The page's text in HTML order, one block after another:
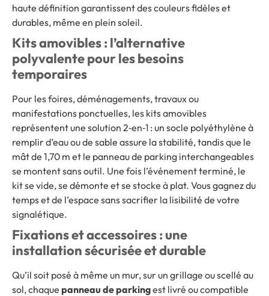
haute définition garantissent des couleurs fidèles et
durables, même en plein soleil.
Kits amovibles : l’alternative
polyvalente pour les besoins
temporaires
Pour les foires, déménagements, travaux ou
manifestations ponctuelles, les kits amovibles
représentent une solution 2‑en‑1 : un socle polyéthylène à
remplir d’eau ou de sable assure la stabilité, tandis que le
mât de 1,70 m et le panneau de parking interchangeables
se montent sans outil. Une fois l’événement terminé, le
kit se vide, se démonte et se stocke à plat. Vous gagnez du
temps et de l’espace sans sacrifier la lisibilité de votre
signalétique.
Fixations et accessoires : une
installation sécurisée et durable
Qu’il soit posé à même un mur, sur un grillage ou scellé au
sol, chaque panneau de parkingest livré ou compatible